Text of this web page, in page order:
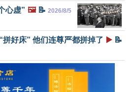
心虚” 🖼️📝 2026/8/5
好床” 他们连尊严都拼掉了 ▶️ 📝